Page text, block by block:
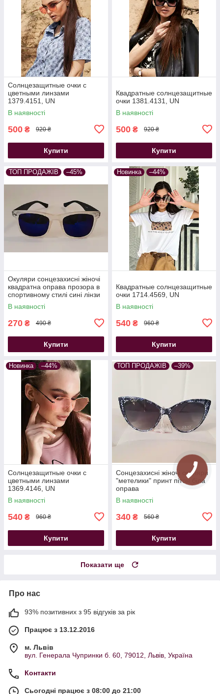
Солнцезащитные очки с
цветными линзами
1379.4151, UN
В наявності
500 ₴ 920 ₴
Купити
Квадратные солнцезащитные
очки 1381.4131, UN
В наявності
500 ₴ 920 ₴
Купити
ТОП ПРОДАЖІВ –45%
Окуляри сонцезахисні жіночі
квадратна оправа прозора в
спортивному стилі сині лінзи
В наявності
270 ₴ 490 ₴
Купити
Новинка –44%
Квадратные солнцезащитные
очки 1714.4569, UN
В наявності
540 ₴ 960 ₴
Купити
Новинка –44%
Солнцезащитные очки с
цветными линзами
1369.4146, UN
В наявності
540 ₴ 960 ₴
Купити
ТОП ПРОДАЖІВ –39%
Сонцезахисні жіночі окуляри
"метелики" принт пітон біла
оправа
В наявності
340 ₴ 560 ₴
Купити
Показати ще
Про нас
93% позитивних з 95 відгуків за рік
Працює з 13.12.2016
м. Львів
вул. Генерала Чупринки б. 60, 79012, Львів, Україна
Контакти
Сьогодні працює з 08:00 до 21:00